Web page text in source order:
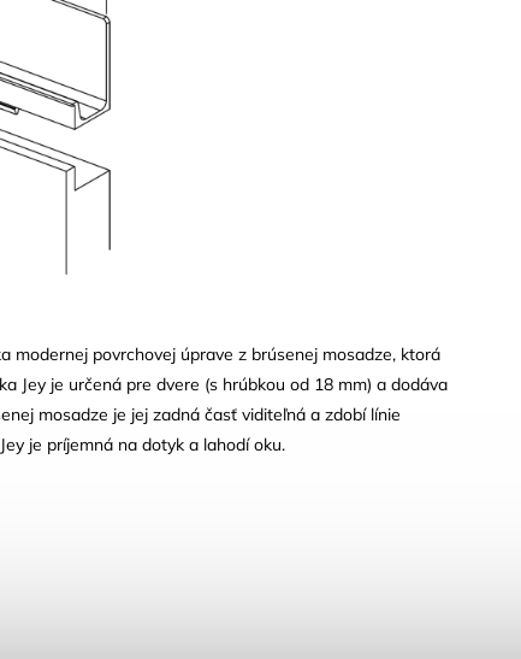
modernej povrchovej úprave z brúsenej mosadze, ktorá
Jey je určená pre dvere (s hrúbkou od 18 mm) a dodáva
mosadze je jej zadná časť viditeľná a zdobí línie
je príjemná na dotyk a lahodí oku.